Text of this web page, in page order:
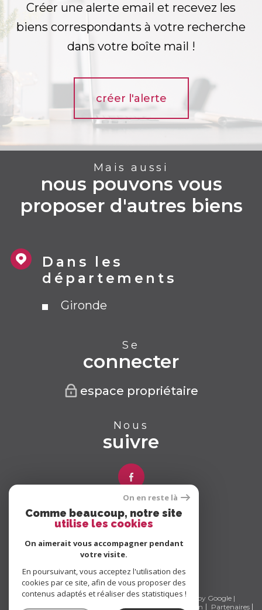
Créer une alerte email et recevez les
biens correspondants à votre recherche
dans votre boîte mail !
créer l'alerte
Mais aussi
nous pouvons vous
proposer d'autres biens
Dans les
départements
Gironde
Se
connecter
espace propriétaire
Nous
suivre
Nous
adhérons
© 2026 | Tous droits réservés | Traduction powered by Google |
Nos honoraires
Plan du site Mentions légales Admin Partenaires
On en reste là
Comme beaucoup, notre site
utilise les cookies
On aimerait vous accompagner pendant
votre visite.
En poursuivant, vous acceptez l'utilisation des
cookies par ce site, afin de vous proposer des
contenus adaptés et réaliser des statistiques !